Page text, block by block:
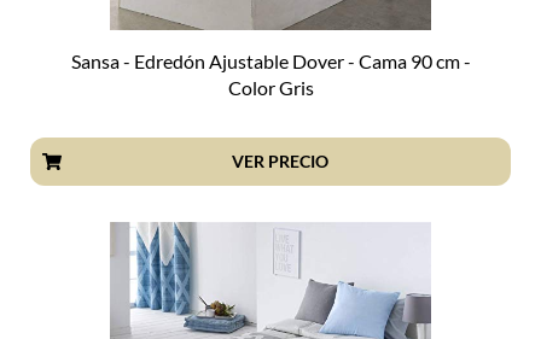
Sansa - Edredón Ajustable Dover - Cama 90 cm -
Color Gris
VER PRECIO